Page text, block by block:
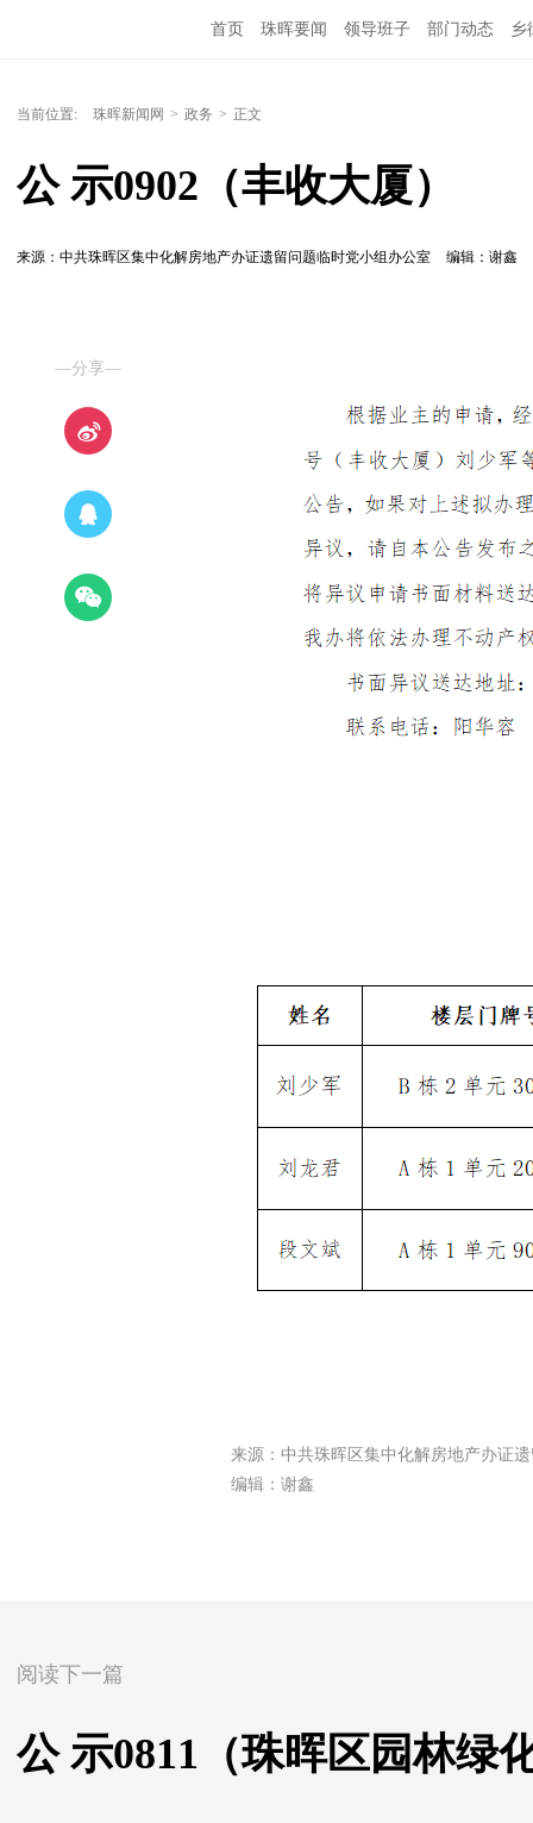
首页 珠晖要闻 领导班子 部门动态 乡
当前位置: 珠晖新闻网 > 政务 > 正文
公 示0902（丰收大厦）
来源：中共珠晖区集中化解房地产办证遗留问题临时党小组办公室 编辑：谢鑫
—分享—
来源：中共珠晖区集中化解房地产办证
编辑：谢鑫
阅读下一篇
公 示0811（珠晖区园林绿